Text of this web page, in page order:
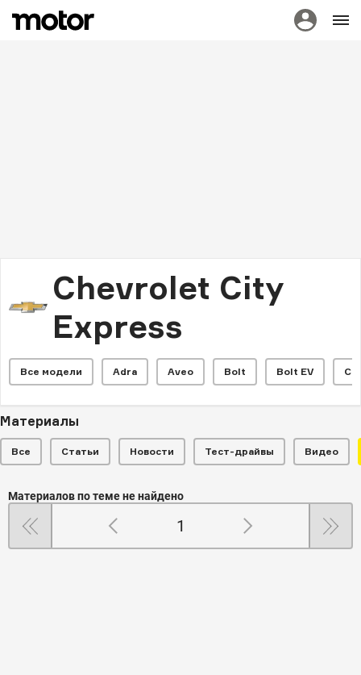
Chevrolet City
Express
Все модели Adra Aveo Bolt Bolt EV
Материалы
Все Статьи Новости Тест-драйвы Видео
Материалов по теме не найдено
1